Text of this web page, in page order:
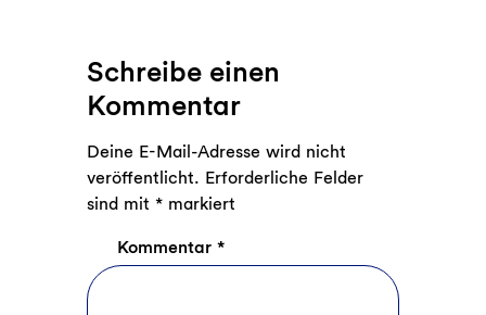
Schreibe einen
Kommentar
Deine E-Mail-Adresse wird nicht
veröffentlicht. Erforderliche Felder
sind mit *markiert
Kommentar *